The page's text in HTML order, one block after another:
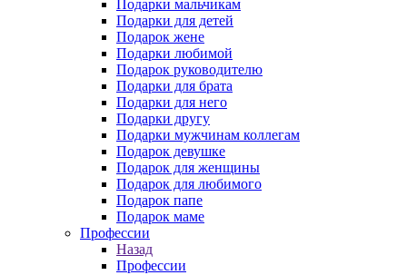
Подарки мальчикам
Подарки для детей
Подарок жене
Подарки любимой
Подарок руководителю
Подарки для брата
Подарки для него
Подарки другу
Подарки мужчинам коллегам
Подарок девушке
Подарок для женщины
Подарок для любимого
Подарок папе
Подарок маме
Профессии
Назад
Профессии